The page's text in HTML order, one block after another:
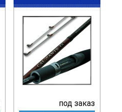
под заказ